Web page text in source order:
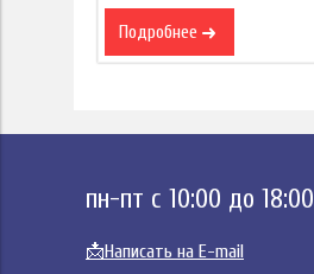
Подробнее
пн-пт с 10:00 до 18:00
📩Написать на E-mail